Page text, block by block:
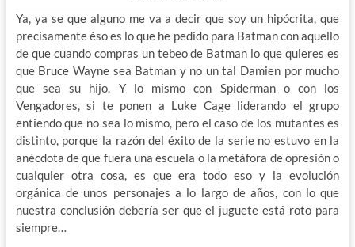
Ya, ya se que alguno me va a decir que soy un hipócrita, que
precisamente éso es lo que he pedido para Batman con aquello
de que cuando compras un tebeo de Batman lo que quieres es
que Bruce Wayne sea Batman y no un tal Damien por mucho
que sea su hijo. Y lo mismo con Spiderman o con los
Vengadores, si te ponen a Luke Cage liderando el grupo
entiendo que no sea lo mismo, pero el caso de los mutantes es
distinto, porque la razón del éxito de la serie no estuvo en la
anécdota de que fuera una escuela o la metáfora de opresión o
cualquier otra cosa, es que era todo eso y la evolución
orgánica de unos personajes a lo largo de años, con lo que
nuestra conclusión debería ser que el juguete está roto para
siempre…